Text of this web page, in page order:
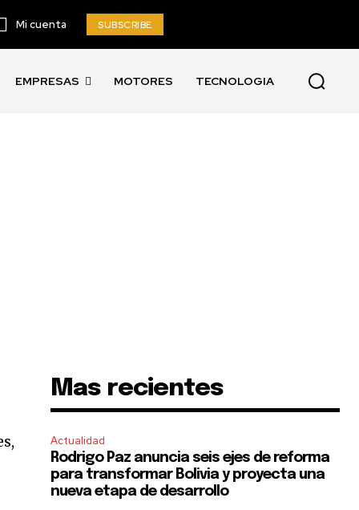
Mi cuenta SUBSCRIBE
EMPRESAS MOTORES TECNOLOGIA
Mas recientes
Actualidad
Rodrigo Paz anuncia seis ejes de reforma
para transformar Bolivia y proyecta una
nueva etapa de desarrollo